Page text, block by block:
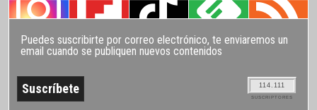
Puedes suscribirte por correo electrónico, te enviaremos un
email cuando se publiquen nuevos contenidos
114.111
SUSCRIPTORES